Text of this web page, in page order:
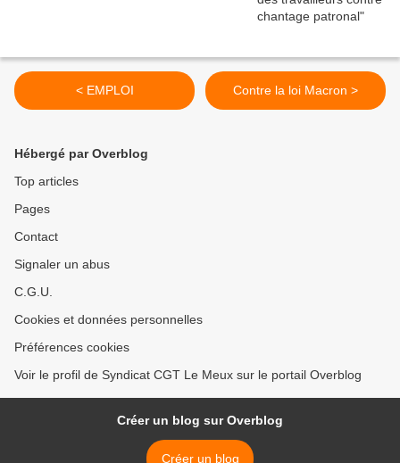
< EMPLOI Contre la loi Macron >
Hébergé par Overblog
Top articles
Pages
Contact
Signaler un abus
C.G.U.
Cookies et données personnelles
Préférences cookies
Voir le profil de Syndicat CGT Le Meux sur le portail Overblog
Créer un blog sur Overblog
Créer un blog